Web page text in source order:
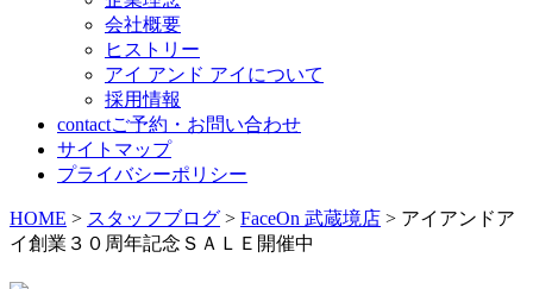
会社概要
ヒストリー
アイ アンド アイについて
採用情報
contactご予約・お問い合わせ
サイトマップ
プライバシーポリシー
HOME > スタッフブログ > FaceOn 武蔵境店 > アイアンドア
イ創業３０周年記念ＳＡＬＥ開催中